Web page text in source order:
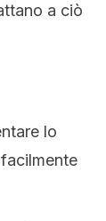
a ciò
lo